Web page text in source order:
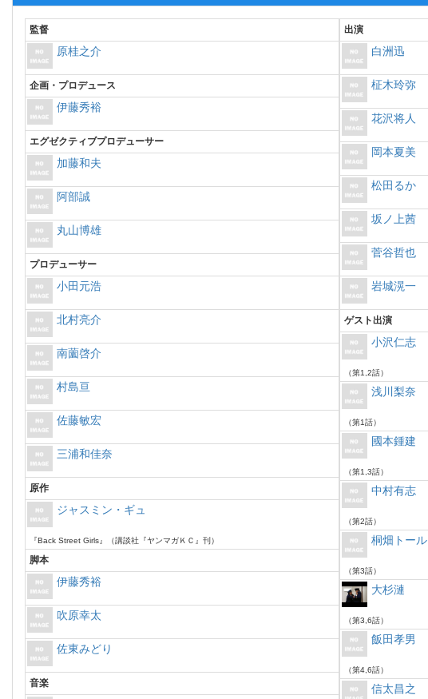
監督
原桂之介
企画・プロデュース
伊藤秀裕
エグゼクティブプロデューサー
加藤和夫
阿部誠
丸山博雄
プロデューサー
小田元浩
北村亮介
南薗啓介
村島亘
佐藤敏宏
三浦和佳奈
原作
ジャスミン・ギュ
『Back Street Girls』（講談社『ヤンマガＫＣ』刊）
脚本
伊藤秀裕
吹原幸太
佐東みどり
音楽
出演
白洲迅
柾木玲弥
花沢将人
岡本夏美
松田るか
坂ノ上茜
菅谷哲也
岩城滉一
ゲスト出演
小沢仁志
（第1,2話）
浅川梨奈
（第1話）
國本鍾建
（第1,3話）
中村有志
（第2話）
桐畑トール
（第3話）
大杉漣
（第3,6話）
飯田孝男
（第4,6話）
信太昌之